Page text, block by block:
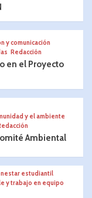
y comunicación
Redacción
en el Proyecto
y el ambiente
Ambiental
estudiantil
y trabajo en equipo